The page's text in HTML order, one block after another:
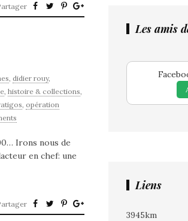
, didier rouy,
, histoire & collections,
, opération
Irons nous de
en chef: une
Les amis
Liens
3945km